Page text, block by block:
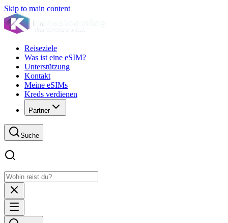
Skip to main content
Reiseziele
Was ist eine eSIM?
Unterstützung
Kontakt
Meine eSIMs
Kreds verdienen
Partner
Suche